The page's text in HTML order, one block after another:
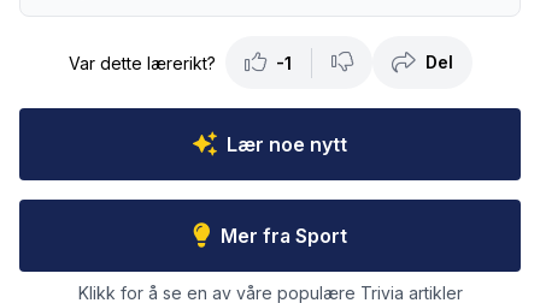
Var dette lærerikt? -1 Del
Lær noe nytt
Mer fra Sport
Klikk for å se en av våre populære Trivia artikler